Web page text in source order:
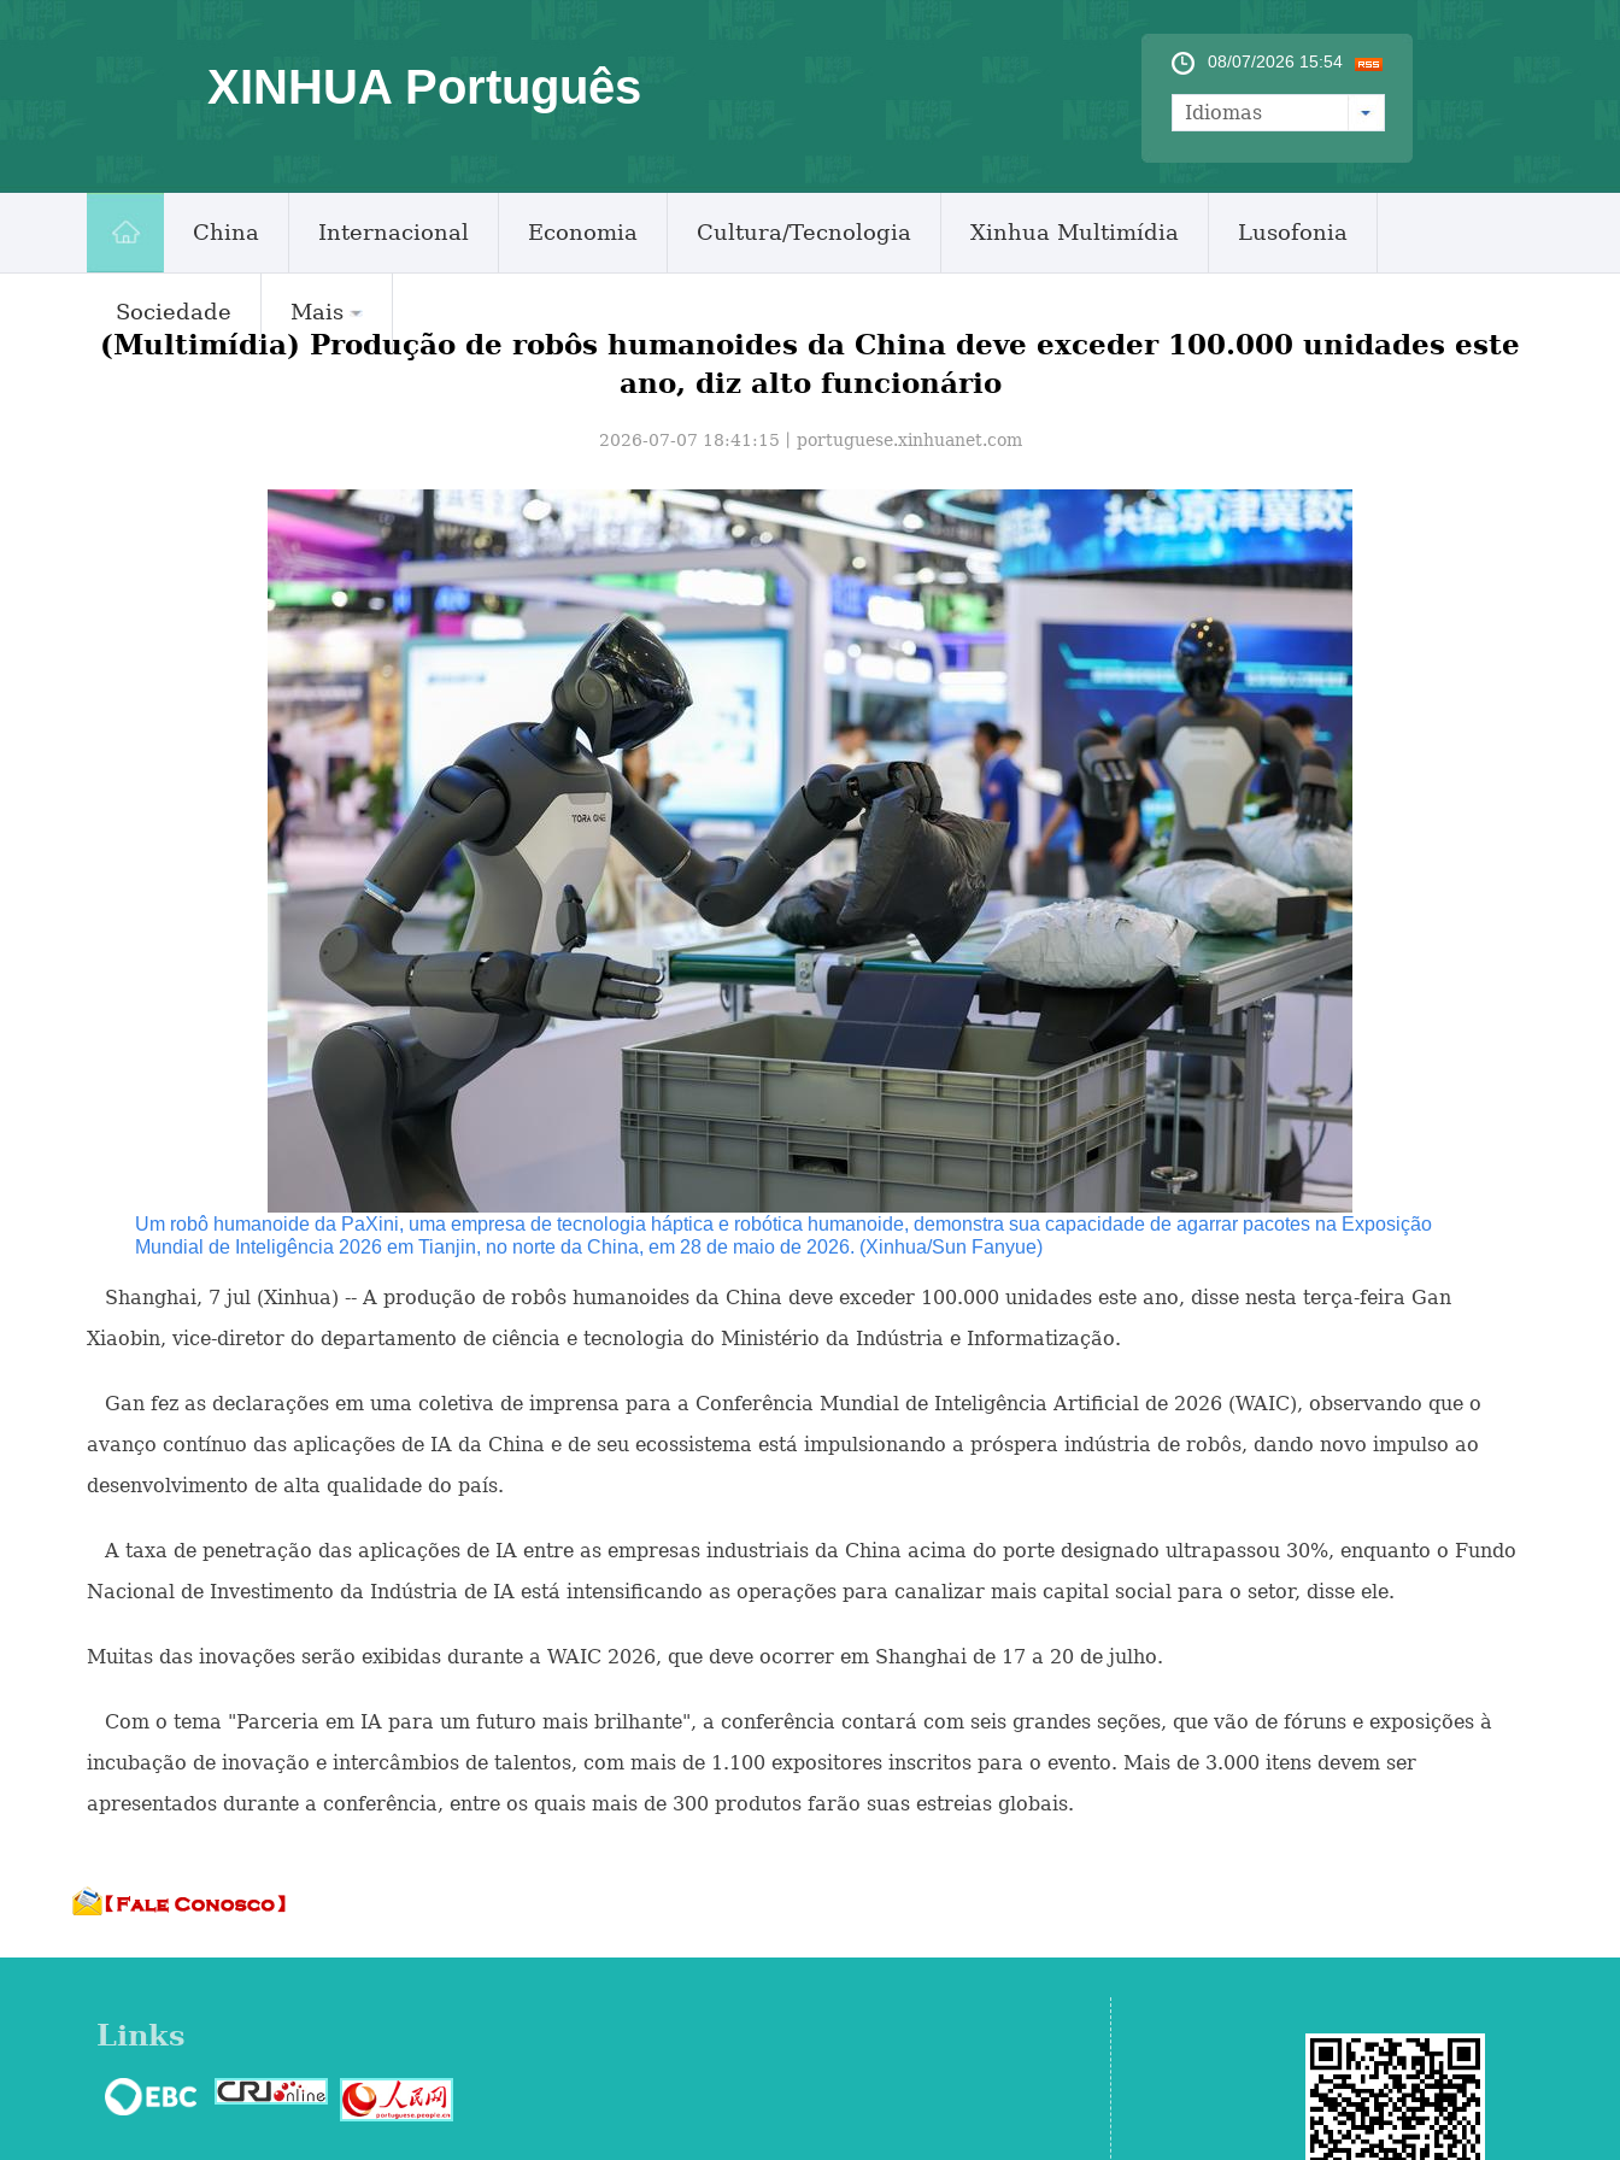
XINHUA Português 08/07/2026 15:54
Idiomas
China Internacional Economia Cultura/Tecnologia Xinhua Multimídia Lusofonia
Sociedade Mais
(Multimídia) Produção de robôs humanoides da China deve exceder 100.000 unidades este
ano, diz alto funcionário
2026-07-07 18:41:15丨 portuguese.xinhuanet.com
Um robô humanoide da PaXini, uma empresa de tecnologia háptica e robótica humanoide, demonstra sua capacidade de agarrar pacotes na Exposição
Mundial de Inteligência 2026 em Tianjin, no norte da China, em 28 de maio de 2026. (Xinhua/Sun Fanyue)
Shanghai, 7 jul (Xinhua) -- A produção de robôs humanoides da China deve exceder 100.000 unidades este ano, disse nesta terça-feira Gan
Xiaobin, vice-diretor do departamento de ciência e tecnologia do Ministério da Indústria e Informatização.
Gan fez as declarações em uma coletiva de imprensa para a Conferência Mundial de Inteligência Artificial de 2026 (WAIC), observando que o
avanço contínuo das aplicações de IA da China e de seu ecossistema está impulsionando a próspera indústria de robôs, dando novo impulso ao
desenvolvimento de alta qualidade do país.
A taxa de penetração das aplicações de IA entre as empresas industriais da China acima do porte designado ultrapassou 30%, enquanto o Fundo
Nacional de Investimento da Indústria de IA está intensificando as operações para canalizar mais capital social para o setor, disse ele.
Muitas das inovações serão exibidas durante a WAIC 2026, que deve ocorrer em Shanghai de 17 a 20 de julho.
Com o tema "Parceria em IA para um futuro mais brilhante", a conferência contará com seis grandes seções, que vão de fóruns e exposições à
incubação de inovação e intercâmbios de talentos, com mais de 1.100 expositores inscritos para o evento. Mais de 3.000 itens devem ser
apresentados durante a conferência, entre os quais mais de 300 produtos farão suas estreias globais.
Links